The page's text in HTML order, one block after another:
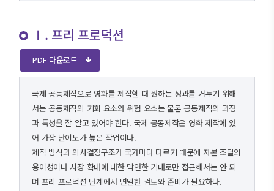
Ⅰ. 프리 프로덕션
PDF 다운로드
국제 공동제작으로 영화를 제작할 때 원하는 성과를 거두기 위해
서는 공동제작의 기회 요소와 위험 요소는 물론 공동제작의 과정
과 특성을 잘 알고 있어야 한다. 국제 공동제작은 영화 제작에 있
어 가장 난이도가 높은 작업이다.
제작 방식과 의사결정구조가 국가마다 다르기 때문에 자본 조달의
용이성이나 시장 확대에 대한 막연한 기대로만 접근해서는 안 되
며 프리 프로덕션 단계에서 면밀한 검토와 준비가 필요하다.